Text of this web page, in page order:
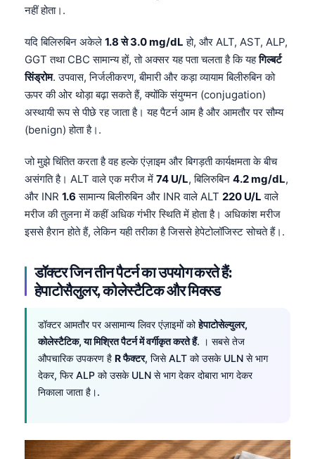
नहीं होता।.
यदि बिलिरुबिन अकेले 1.8 से 3.0 mg/dL हो, और ALT, AST, ALP,
GGT तथा CBC सामान्य हों, तो अक्सर यह पता चलता है कि यहगिल्बर्ट
सिंड्रोम. उपवास, निर्जलीकरण, बीमारी और कड़ा व्यायाम बिलीरुबिन को
ऊपर की ओर थोड़ा बढ़ा सकते हैं, क्योंकि संयुग्मन (conjugation)
अस्थायी रूप से पीछे रह जाता है। यह पैटर्न आम है और आमतौर पर सौम्य
(benign) होता है।.
जो मुझे चिंतित करता है वह हल्के एंज़ाइम और बिगड़ती कार्यक्षमता के बीच
असंगति है। ALT वाले एक मरीज में 74 U/L, बिलिरुबिन 4.2 mg/dL,
और INR 1.6 सामान्य बिलीरुबिन और INR वाले ALT 220 U/L वाले
मरीज की तुलना में कहीं अधिक गंभीर स्थिति में होता है। अधिकांश मरीज
इससे हैरान होते हैं, लेकिन यही तरीका है जिससे हेपेटोलॉजिस्ट सोचते हैं।.
डॉक्टर जिन तीन पैटर्न का उपयोग करते हैं:
हेपाटोसैलुलर, कोलेस्टैटिक और मिक्स्ड
डॉक्टर आमतौर पर असामान्य लिवर एंज़ाइमों कोहेपाटोसेल्युलर,
कोलेस्टैटिक, या मिश्रित पैटर्न में वर्गीकृत करते हैं. । सबसे तेज
औपचारिक उपकरण है R फैक्टर, जिसे ALT को उसके ULN से भाग
देकर, फिर ALP को उसके ULN से भाग देकर दोबारा भाग देकर
निकाला जाता है।.